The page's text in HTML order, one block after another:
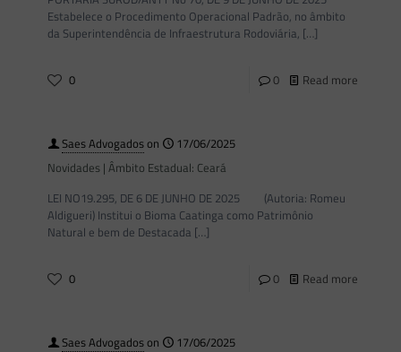
Estabelece o Procedimento Operacional Padrão, no âmbito
da Superintendência de Infraestrutura Rodoviária, […]
0 0 Read more
Saes Advogadoson
17/06/2025
Novidades | Âmbito Estadual: Ceará
LEI NO19.295, DE 6 DE JUNHO DE 2025 (Autoria: Romeu
Aldigueri) Institui o Bioma Caatinga como Patrimônio
Natural e bem de Destacada […]
0 0 Read more
Saes Advogadoson
17/06/2025